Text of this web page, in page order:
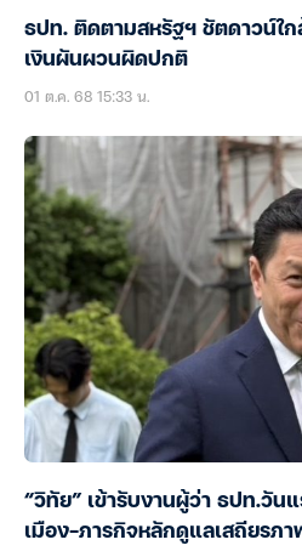
ธปท. ติดตามสหรัฐฯ ชัตดาวน์ใ
เงินผันผวนผิดปกติ
01 ต.ค. 68 15:33 น.
“วิทัย” เข้ารับงานผู้ว่า ธปท.วัน
เมือง-ภารกิจหลักดูแลเสถียรภา